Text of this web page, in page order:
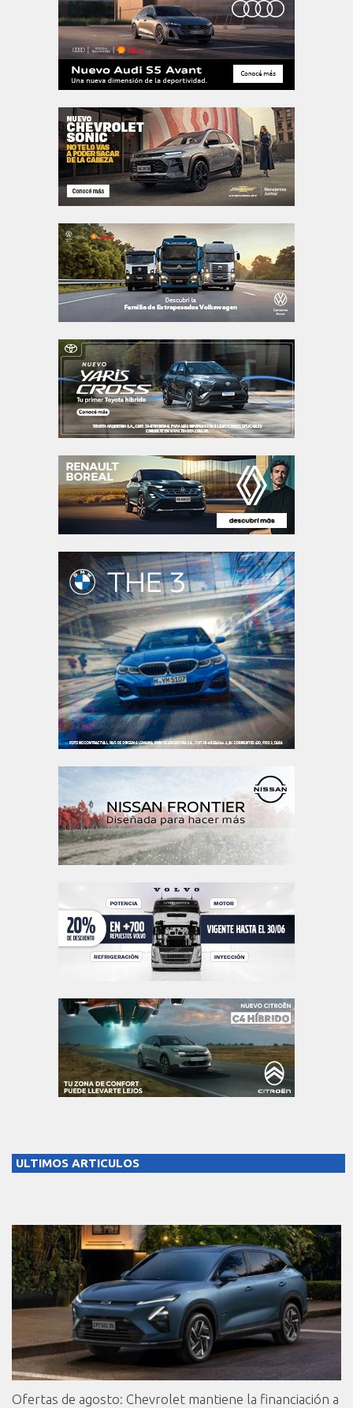
ULTIMOS ARTICULOS
Ofertas de agosto: Chevrolet mantiene la financiación a